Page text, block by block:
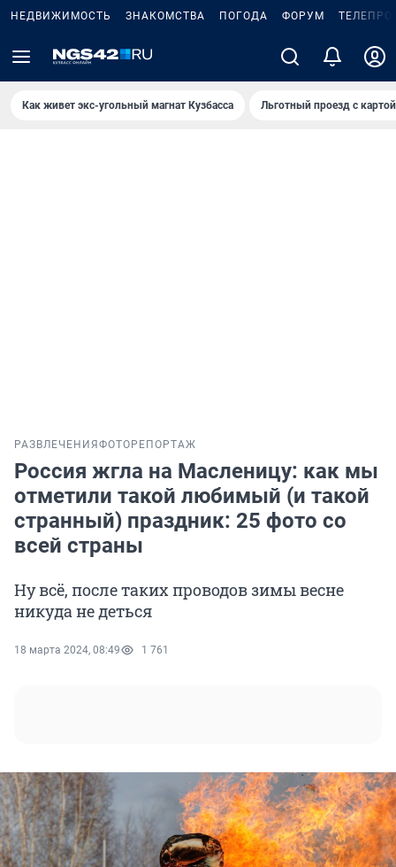
НЕДВИЖИМОСТЬ ЗНАКОМСТВА ПОГОДА ФОРУМ
Как живет экс-угольный магнат Кузбасса Льготный проезд с
РАЗВЛЕЧЕНИЯ ФОТОРЕПОРТАЖ
Россия жгла на Масленицу: как мы
отметили такой любимый (и такой
странный) праздник: 25 фото со
всей страны
Ну всё, после таких проводов зимы весне
никуда не деться
18 марта 2024, 08:49 1 761